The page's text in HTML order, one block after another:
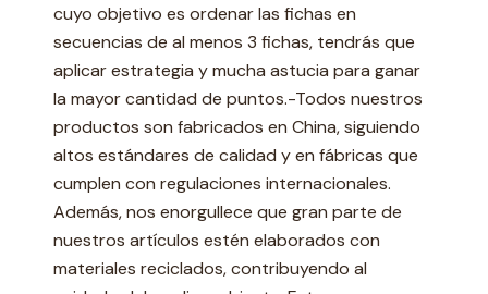
cuyo objetivo es ordenar las fichas en
secuencias de al menos 3 fichas, tendrás que
aplicar estrategia y mucha astucia para ganar
la mayor cantidad de puntos.-Todos nuestros
productos son fabricados en China, siguiendo
altos estándares de calidad y en fábricas que
cumplen con regulaciones internacionales.
Además, nos enorgullece que gran parte de
nuestros artículos estén elaborados con
materiales reciclados, contribuyendo al